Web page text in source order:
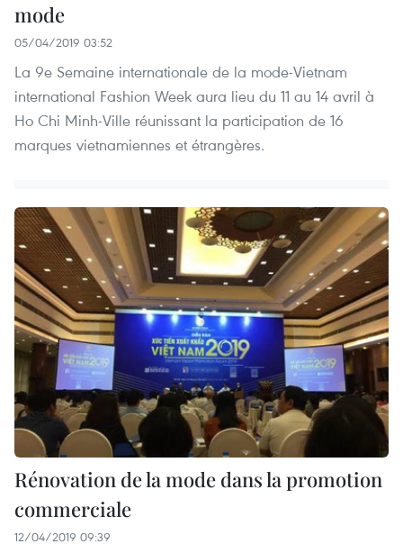
mode
05/04/2019 03:52
La 9e Semaine internationale de la mode-Vietnam
international Fashion Week aura lieu du 11 au 14 avril à
Ho Chi Minh-Ville réunissant la participation de 16
marques vietnamiennes et étrangères.
Rénovation de la mode dans la promotion
commerciale
12/04/2019 09:39